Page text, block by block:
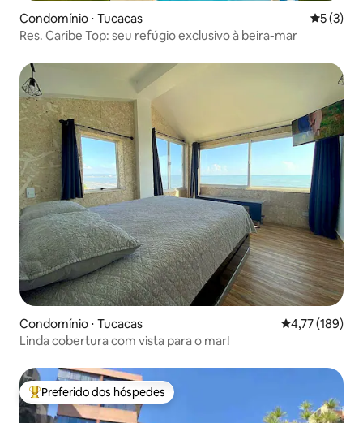
Condomínio ⋅ Tucacas 5 de
5 (3)
Res. Caribe Top: seu refúgio exclusivo à beira-mar
Condomínio ⋅ Tucacas 4,77 de uma
4,77 (189)
Linda cobertura com vista para o mar!
Entre os melhores preferidos dos hóspedes
Preferido dos hóspedes